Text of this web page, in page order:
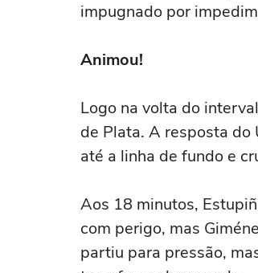
impugnado por
Animou!
Logo na volta do
de Plata. A resposta
até a linha de fundo e
Aos 18 minutos,
com perigo, mas
partiu para pressão,